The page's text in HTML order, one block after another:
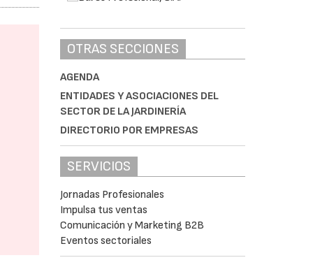
OTRAS SECCIONES
AGENDA
ENTIDADES Y ASOCIACIONES DEL
SECTOR DE LA JARDINERÍA
DIRECTORIO POR EMPRESAS
SERVICIOS
Jornadas Profesionales
Impulsa tus ventas
Comunicación y Marketing B2B
Eventos sectoriales